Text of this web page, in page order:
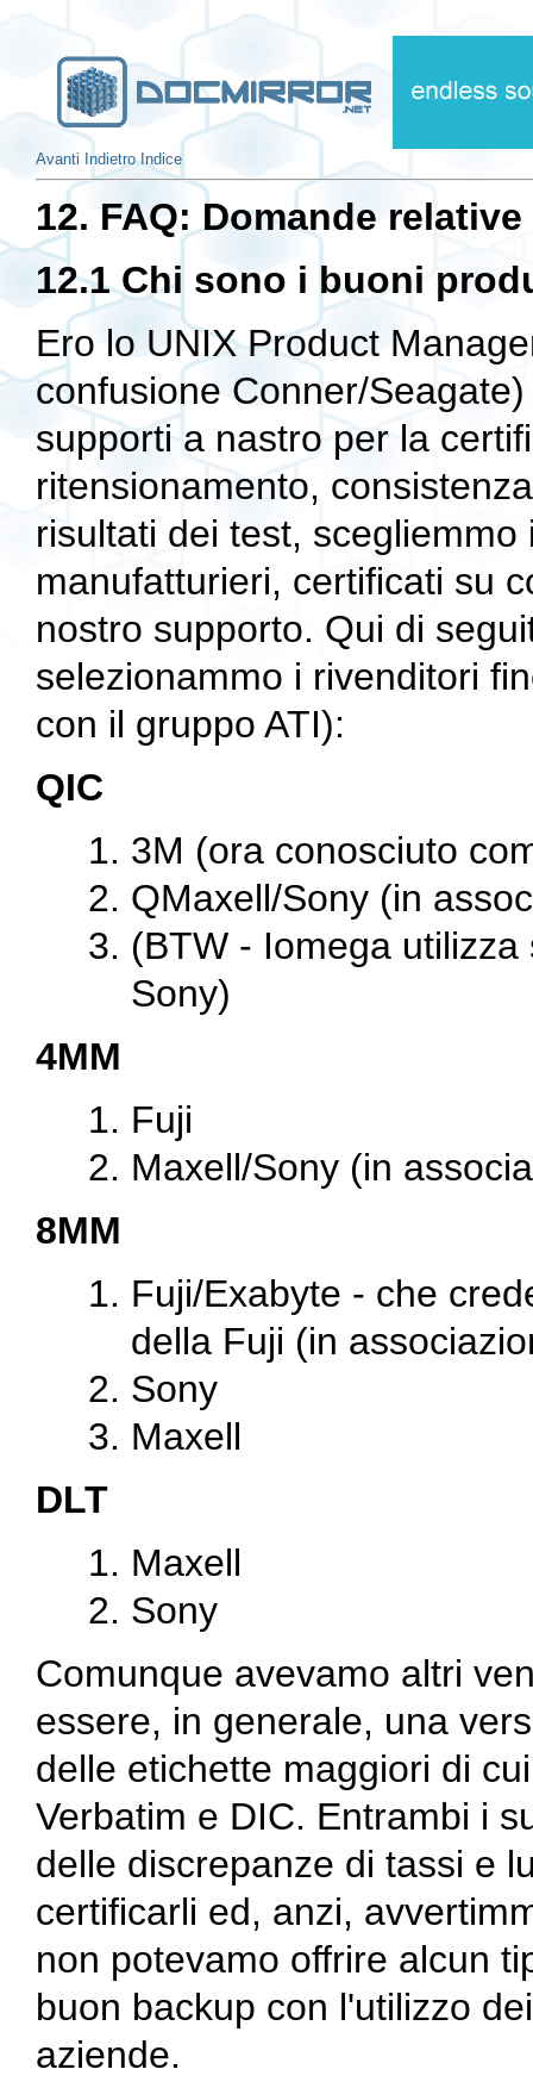
Avanti Indietro Indice
12. FAQ: Domande
12.1 Chi sono i buoni
Ero lo UNIX Product
confusione Conner/
supporti a nastro per la
ritensionamento,
risultati dei test,
manufatturieri, certificati su
nostro supporto. Qui di
selezionammo i rivenditori
con il gruppo ATI):
QIC
3M (ora conosciuto
QMaxell/Sony (in
(BTW - Iomega
Sony)
4MM
Fuji
Maxell/Sony (in
8MM
Fuji/Exabyte - che
della Fuji (in
Sony
Maxell
DLT
Maxell
Sony
Comunque avevamo altri
essere, in generale, una
delle etichette maggiori di
Verbatim e DIC. Entrambi i
delle discrepanze di tassi e
certificarli ed, anzi,
non potevamo offrire alcun
buon backup con l'utilizzo
aziende.